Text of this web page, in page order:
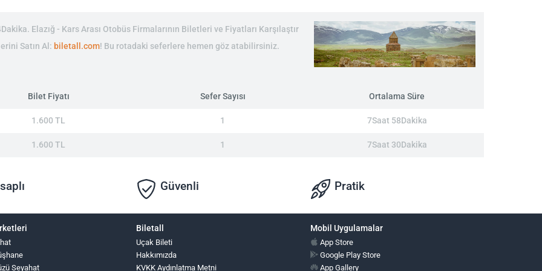
Elazığ - Kars Arası Otobüs Firmalarının Biletleri ve Fiyatları Karşılaştır
Satın Al: biletall.com! Bu rotadaki seferlere hemen göz atabilirsiniz.
Bilet Fiyatı Sefer Sayısı Ortalama Süre
1.600 TL 1 7Saat 58Dakika
1.600 TL 1 7Saat 30Dakika
Güvenli Pratik
Seyahat
Biletall
Uçak Bileti
Hakkımızda
KVKK Aydınlatma Metni
Mobil Uygulamalar
App Store
Google Play Store
App Gallery